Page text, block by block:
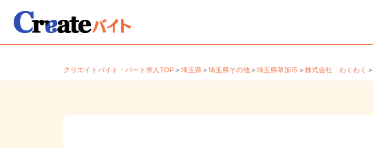
クリエイトバイト・パート求人TOP＞埼玉県＞埼玉県その他＞埼玉県草加市＞株式会社 わくわく